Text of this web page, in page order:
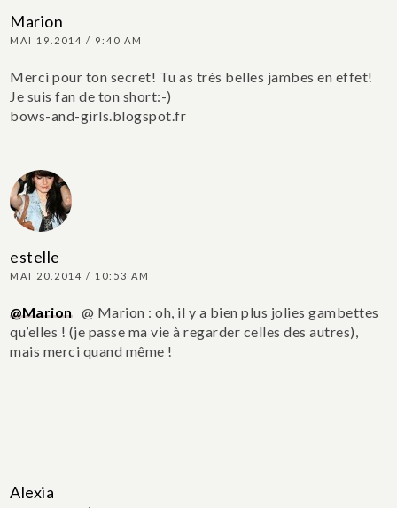
Marion
MAI 19.2014 / 9:40 AM
Merci pour ton secret! Tu as très belles jambes en effet!
Je suis fan de ton short:-)
bows-and-girls.blogspot.fr
estelle
MAI 20.2014 / 10:53 AM
@Marion @ Marion : oh, il y a bien plus jolies gambettes
qu’elles ! (je passe ma vie à regarder celles des autres),
mais merci quand même !
Alexia